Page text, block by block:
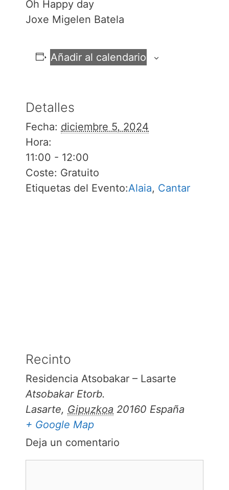
Oh Happy day
Joxe Migelen Batela
Añadir al calendario
Detalles
Fecha: diciembre 5, 2024
Hora:
11:00 - 12:00
Coste: Gratuito
Etiquetas del Evento:Alaia, Cantar
Recinto
Residencia Atsobakar – Lasarte
Atsobakar Etorb.
Lasarte, Gipuzkoa 20160 España
+ Google Map
Deja un comentario